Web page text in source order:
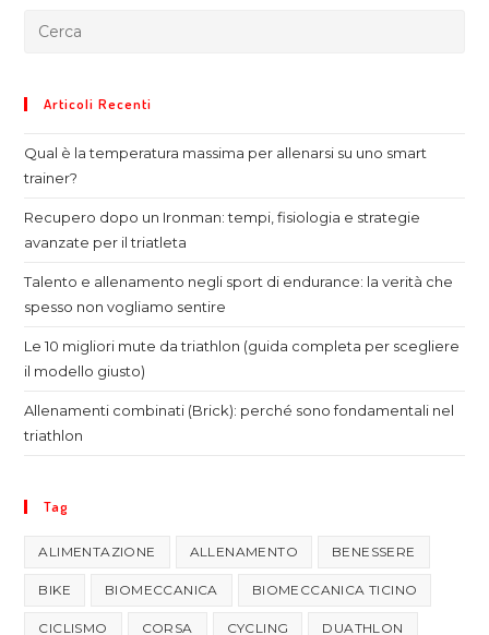
Articoli Recenti
Qual è la temperatura massima per allenarsi su uno smart
trainer?
Recupero dopo un Ironman: tempi, fisiologia e strategie
avanzate per il triatleta
Talento e allenamento negli sport di endurance: la verità che
spesso non vogliamo sentire
Le 10 migliori mute da triathlon (guida completa per scegliere
il modello giusto)
Allenamenti combinati (Brick): perché sono fondamentali nel
triathlon
Tag
ALIMENTAZIONE ALLENAMENTO BENESSERE
BIKE BIOMECCANICA BIOMECCANICA TICINO
CICLISMO CORSA CYCLING DUATHLON